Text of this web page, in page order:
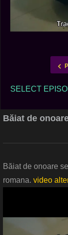
SELECT
Băiat de
Băiat de onoare
romana. video